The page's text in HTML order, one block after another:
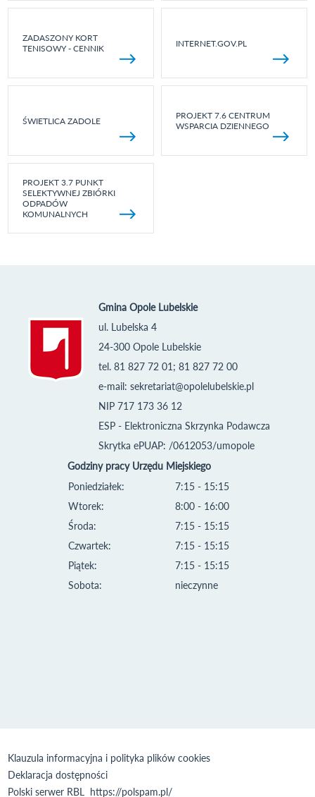
ZADASZONY KORT
TENISOWY - CENNIK
INTERNET.GOV.PL
ŚWIETLICA ZADOLE
PROJEKT 7.6 CENTRUM
WSPARCIA DZIENNEGO
PROJEKT 3.7 PUNKT
SELEKTYWNEJ ZBIÓRKI
ODPADÓW
KOMUNALNYCH
Gmina Opole Lubelskie
ul. Lubelska 4
24-300 Opole Lubelskie
tel. 81 827 72 01; 81 827 72 00
e-mail: sekretariat@opolelubelskie.pl
NIP 717 173 36 12
ESP - Elektroniczna Skrzynka Podawcza
Skrytka ePUAP: /0612053/umopole
Godziny pracy Urzędu Miejskiego
Poniedziałek:
Wtorek:
Środa:
Czwartek:
Piątek:
Sobota:
7:15 - 15:15
8:00 - 16:00
7:15 - 15:15
7:15 - 15:15
7:15 - 15:15
nieczynne
Klauzula informacyjna i polityka plików cookies
Deklaracja dostępności
Polski serwer RBL https://polspam.pl/